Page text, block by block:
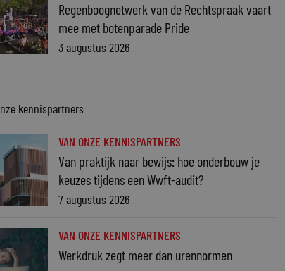
Regenboognetwerk van de Rechtspraak vaart
mee met botenparade Pride
3 augustus 2026
kennispartners
VAN ONZE KENNISPARTNERS
Van praktijk naar bewijs: hoe onderbouw je
keuzes tijdens een Wwft-audit?
7 augustus 2026
VAN ONZE KENNISPARTNERS
Werkdruk zegt meer dan urennormen